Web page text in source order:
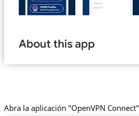
Abra la aplicación "OpenVPN Connect"